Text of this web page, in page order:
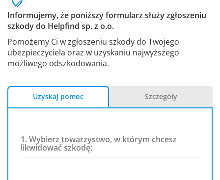
Informujemy, że poniższy formularz służy zgłoszeniu
szkody do Helpfind sp. z o.o.
Pomożemy Ci w zgłoszeniu szkody do Twojego
ubezpieczyciela oraz w uzyskaniu najwyższego
możliwego odszkodowania.
Uzyskaj pomoc Szczegóły
1. Wybierz towarzystwo, w którym chcesz
likwidować szkodę: